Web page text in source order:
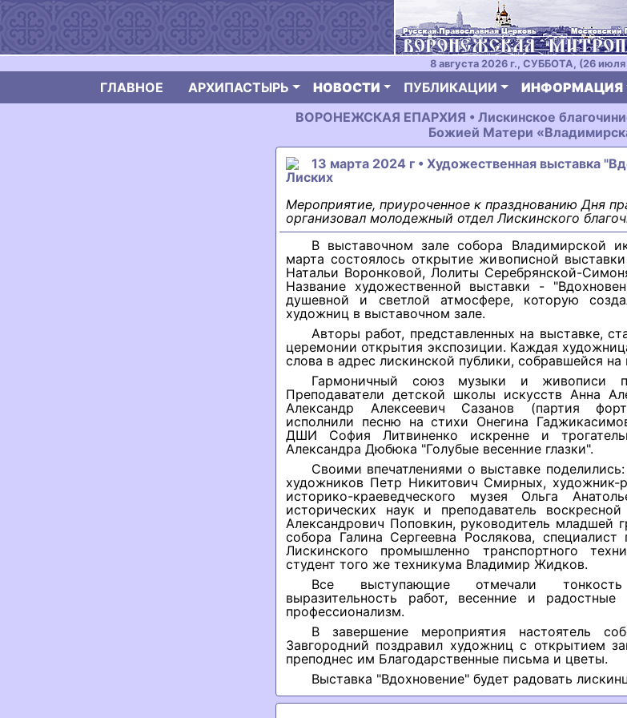
8 августа 2026 г., СУББОТА, (26 июля
ГЛАВНОЕ АРХИПАСТЫРЬ НОВОСТИ ПУБЛИКАЦИИ ИНФОРМАЦИЯ
ВОРОНЕЖСКАЯ ЕПАРХИЯ • Лискинское
Божией Матери
13 марта 2024 г • Художественная выставка
Лиских
Мероприятие, приуроченное к празднованию Дня
организовал молодежный отдел Лискинского
В выставочном зале собора Владимирской
марта состоялось открытие живописной
Натальи Воронковой, Лолиты Серебрянской-
Название художественной выставки -
душевной и светлой атмосфере, которую
художниц в выставочном зале.
Авторы работ, представленных на выставке,
церемонии открытия экспозиции. Каждая
слова в адрес лискинской публики, собравшейся на
Гармоничный союз музыки и живописи
Преподаватели детской школы искусств Анна
Александр Алексеевич Сазанов (партия
исполнили песню на стихи Онегина
ДШИ София Литвиненко искренне и
Александра Дюбюка "Голубые весенние глазки".
Своими впечатлениями о выставке
художников Петр Никитович Смирных, художник-
историко-краеведческого музея Ольга
исторических наук и преподаватель
Александрович Поповкин, руководитель младшей
собора Галина Сергеевна Рослякова,
Лискинского промышленно транспортного
студент того же техникума Владимир Жидков.
Все выступающие отмечали
выразительность работ, весенние и
профессионализм.
В завершение мероприятия настоятель
Завгородний поздравил художниц с открытием
преподнес им Благодарственные письма и цветы.
Выставка "Вдохновение" будет радовать